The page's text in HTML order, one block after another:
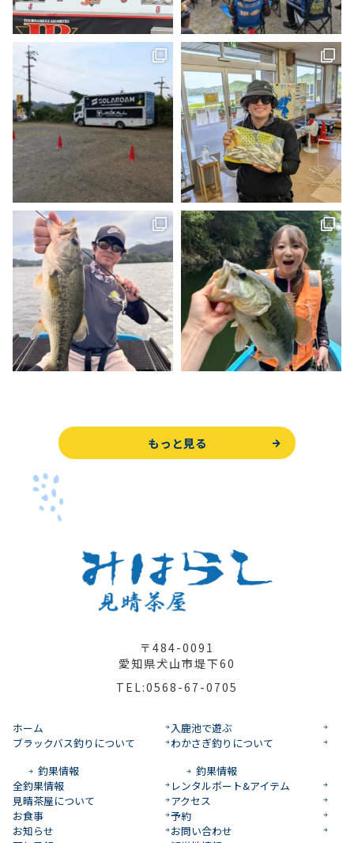
もっと見る
〒484-0091
愛知県犬山市堤下60
TEL:0568-67-0705
ホーム
入鹿池で遊ぶ
ブラックバス釣りについて
釣果情報
わかさぎ釣りについて
釣果情報
全釣果情報
レンタルボート&アイテム
見晴茶屋について
アクセス
お食事
予約
お知らせ
お問い合わせ